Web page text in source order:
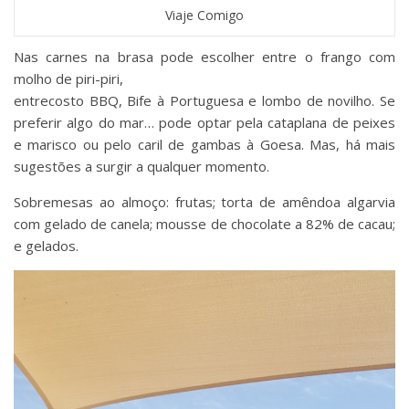
Viaje Comigo
Nas carnes na brasa pode escolher entre o frango com
molho de piri-piri,
entrecosto BBQ, Bife à Portuguesa e lombo de novilho. Se
preferir algo do mar… pode optar pela cataplana de peixes
e marisco ou pelo caril de gambas à Goesa. Mas, há mais
sugestões a surgir a qualquer momento.
Sobremesas ao almoço: frutas; torta de amêndoa algarvia
com gelado de canela; mousse de chocolate a 82% de cacau;
e gelados.